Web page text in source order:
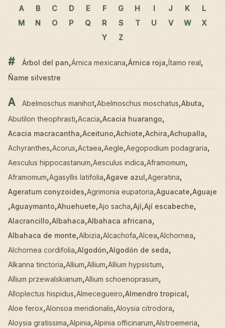
A B C D E F G H I J K
L
M
N O P Q R S T U V W
X
Y
Z
# Árbol del pan,Árnica mexicana,Árnica roja,Ítamo real,
Ñame silvestre
A Abelmoschus manihot,Abelmoschus moschatus,Abuta,
Abutilon theophrasti,Acacia,Acacia huarango,
Acacia macracantha,Aceituno,Achiote,Achira,Achupalla,
Achyranthes,Acorus,Actaea,Aegle,Aegopodium podagraria,
Aesculus hippocastanum,Aesculus indica,Aframomum,
Aframomum,Agasyllis latifolia,Agave azul,Ageratina,
Ageratum conyzoides,Agrimonia eupatoria,Aguacate,Aguaje
,Aguaymanto,Ahuehuete,Ajo sacha,Ají,Ají escabeche,
Alacrancillo,Albahaca,Albahaca africana,
Albahaca de monte,Albizia,Alcachofa,Alcea,Alchornea,
Alchornea cordifolia,Algodón,Algodón de seda,
Alkanna tinctoria,Allium,Allium,Allium hypsistum,
Allium przewalskianum,Allium schoenoprasum,
Alloplectus hispidus,Almecegueiro,Almendro tropical,
Aloe ferox,Alonsoa meridionalis,Aloysia citrodora,
Aloysia gratissima,Alpinia,Alpinia officinarum,Alstroemeria,